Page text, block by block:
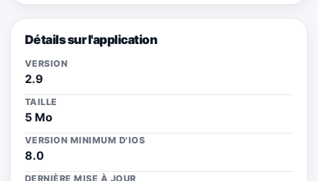
Détails sur l'application
VERSION
2.9
TAILLE
5 Mo
VERSION MINIMUM D'IOS
8.0
DERNIÈRE MISE À JOUR